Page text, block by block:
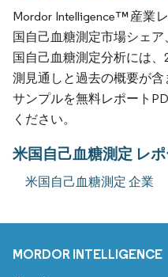
Mordor Intelligence™産業
国自己血糖測定市場シェ
国自己血糖測定分析には
測見通しと過去の概要が
サンプルを無料レポート
ください。
米国自己血糖測定 レ
米国自己血糖測定 企業
MORDOR INTELLIGENCE